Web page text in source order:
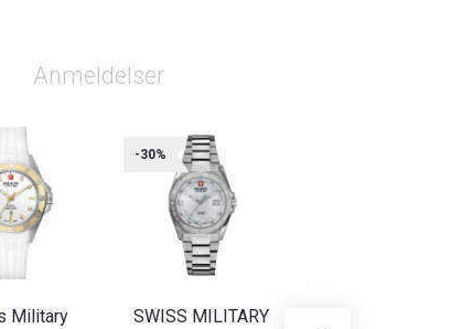
Anmeldelser
Military
-30%
SWISS MILITARY